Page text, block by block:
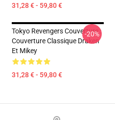
31,28 € - 59,80 €
Tokyo Revengers Couverture :
Couverture Classique Draken
Et Mikey
31,28 € - 59,80 €
-20%